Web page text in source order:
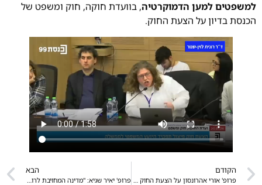
למען הדמוקרטיה, בוועדת חוקה, חוק ומשפט של
בדיון על הצעת החוק.
הקודם
פרופ' אורי אהרונסון על הצעת החוק לפיצול הייעוץ המשפטי לממשלה: קבלת החוק תשים קץ לכפיפות הממשלה לשלטון החוק – 25.1.26 פרופ' יאיר שגיא: "מדינה המחויבת לרווחת אזרחיה אינה מפנה את הגב לאף אזרח ובמיוחד לא לאזרח מאוכלוסיות חלשות ומוחלשות" – 31.1.26